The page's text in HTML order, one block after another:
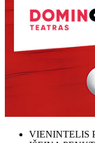
VIENINTELIS